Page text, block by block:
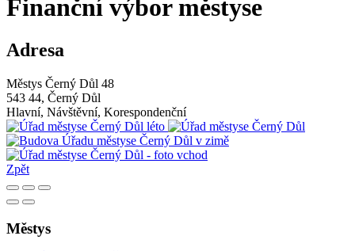
Finanční výbor městyse
Adresa
Městys Černý Důl 48
543 44, Černý Důl
Hlavní, Návštěvní, Korespondenční
Zpět
Městys